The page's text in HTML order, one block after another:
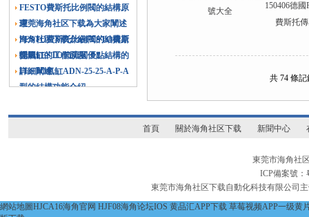
FESTO費斯托比例閥的結構原
理
東莞海角社区下载為大家闡述
FESTO費斯托比例閥的結構原
理
海角社区下载介紹FESTO費斯
托氣缸的工作原理
德國FESTO節流閥優點結構的
詳細闡述
FESTO氣缸ADN-25-25-A-P-A
型的結構功能介紹
150406德
費斯托
共 74 條記
首頁 關於海角社区下载 新聞中心
東莞市海角社
ICP備案號：
東莞市海角社区下载自動化科技有限公司
網站地圖HJCA16海角官网 HJF08海角论坛IOS 黄品汇APP下载 草莓视频APP一级黄